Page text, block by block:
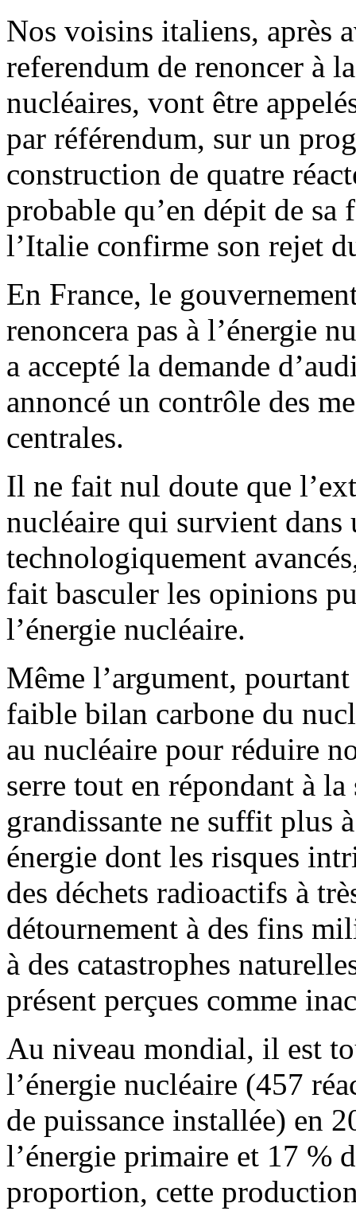
Nos voisins italiens, après
referendum de renoncer à
nucléaires, vont être
par référendum, sur un
construction de quatre
probable qu’en dépit de sa
l’Italie confirme son rejet
En France, le
renoncera pas à l’énergie
a accepté la demande
annoncé un contrôle des
centrales.
Il ne fait nul doute que
nucléaire qui survient dans
technologiquement
fait basculer les opinions
l’énergie nucléaire.
Même l’argument,
faible bilan carbone du
au nucléaire pour réduire
serre tout en répondant à
grandissante ne suffit plus
énergie dont les risques
des déchets radioactifs à
détournement à des fins
à des catastrophes
présent perçues comme
Au niveau mondial, il est
l’énergie nucléaire (457
de puissance installée) en
l’énergie primaire et 17 %
proportion, cette